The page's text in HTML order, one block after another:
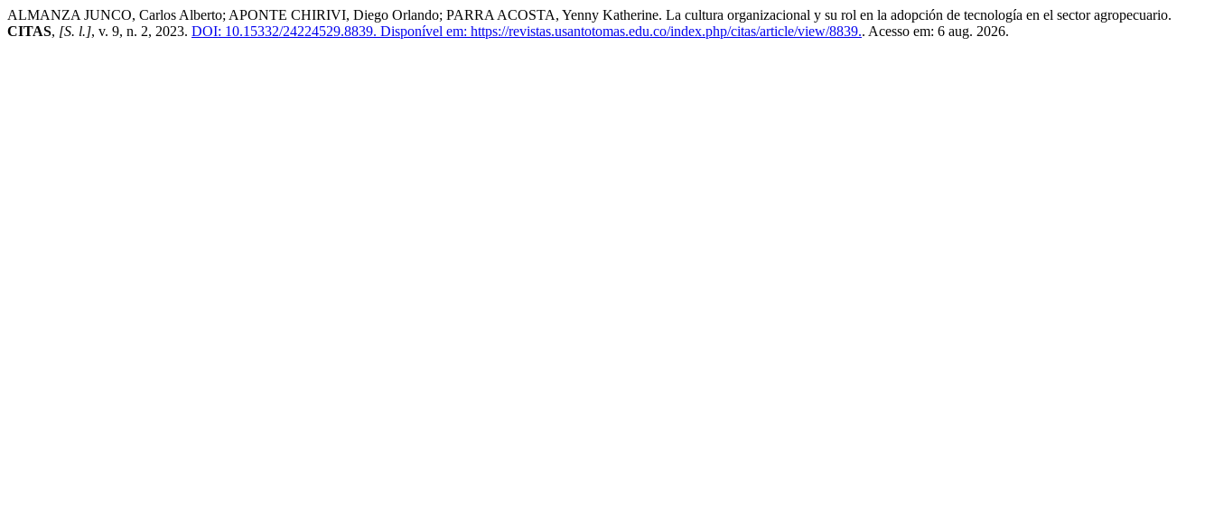
ALMANZA JUNCO, Carlos Alberto; APONTE CHIRIVI, Diego Orlando; PARRA ACOSTA, Yenny Katherine. La cultura organizacional y su rol en la adopción de tecnología en el sector agropecuario.
CITAS, [S. l.], v. 9, n. 2, 2023. DOI: 10.15332/24224529.8839. Disponível em: https://revistas.usantotomas.edu.co/index.php/citas/article/view/8839.. Acesso em: 6 aug. 2026.